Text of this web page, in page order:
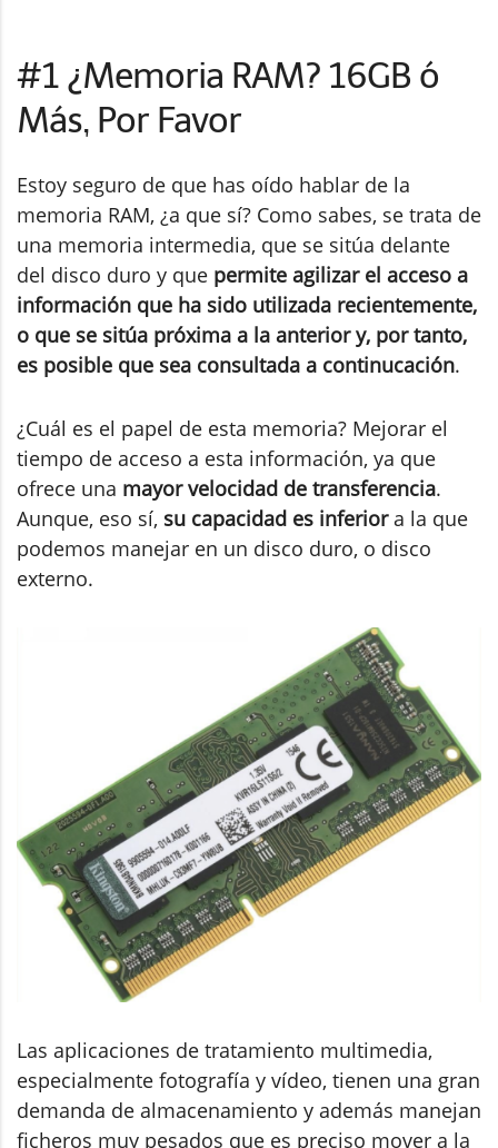
#1 ¿Memoria RAM? 16GB ó
Más, Por Favor
Estoy seguro de que has oído hablar de la
memoria RAM, ¿a que sí? Como sabes, se trata de
una memoria intermedia, que se sitúa delante
del disco duro y que permite agilizar el acceso a
información que ha sido utilizada recientemente,
o que se sitúa próxima a la anterior y, por tanto,
es posible que sea consultada a continucación.
¿Cuál es el papel de esta memoria? Mejorar el
tiempo de acceso a esta información, ya que
ofrece una mayor velocidad de transferencia.
Aunque, eso sí, su capacidad es inferiora la que
podemos manejar en un disco duro, o disco
externo.
Las aplicaciones de tratamiento multimedia,
especialmente fotografía y vídeo, tienen una gran
demanda de almacenamiento y además manejan
ficheros muy pesados que es preciso mover a la